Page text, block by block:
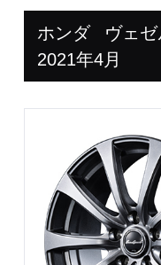
ホンダ ヴェ
2021年4月